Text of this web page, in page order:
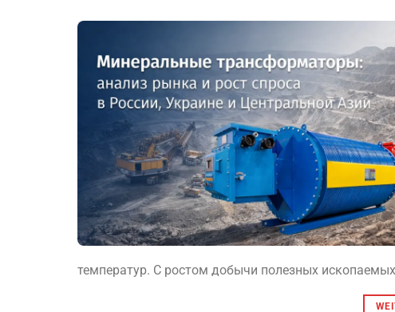
температур. С ростом добычи полезных